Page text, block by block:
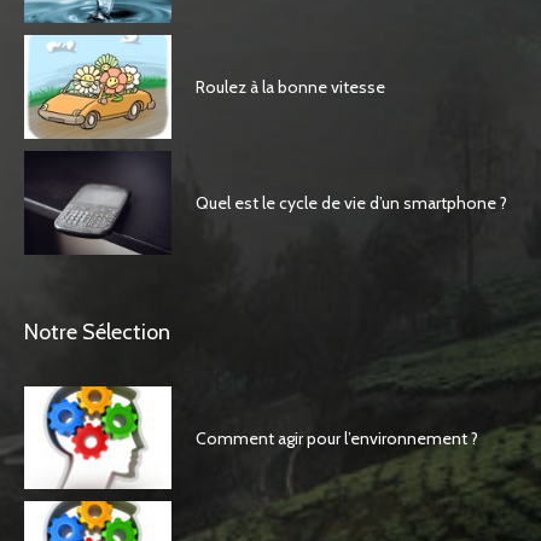
Roulez à la bonne vitesse
Quel est le cycle de vie d’un smartphone ?
Notre Sélection
Comment agir pour l’environnement ?